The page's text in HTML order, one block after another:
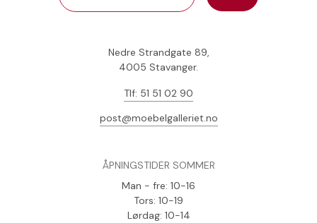
Nedre Strandgate 89,
4005 Stavanger.
Tlf: 51 51 02 90
post@moebelgalleriet.no
ÅPNINGSTIDER SOMMER
Man - fre: 10-16
Tors: 10-19
Lørdag: 10-14